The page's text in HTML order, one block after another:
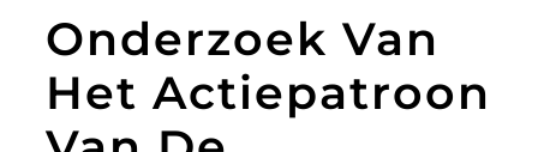
Onderzoek Van
Het Actiepatroon